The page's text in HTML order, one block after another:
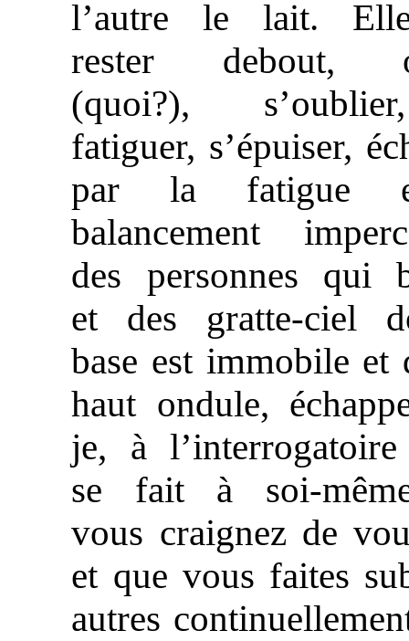
l’autre le lait.
rester debout,
(quoi?),
fatiguer, s’épuiser,
par la fatigue
balancement
des personnes qui
et des gratte-ciel
base est immobile et
haut ondule,
je, à l’interrogatoire
se fait à soi-
vous craignez de
et que vous faites
autres